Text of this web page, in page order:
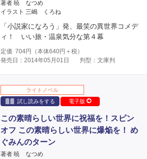
著者 暁 なつめ
イラスト 三嶋 くろね
「小説家になろう」発、最笑の異世界コメデ
ィ！ いい旅・温泉気分な第４幕
定価 704円（本体640円＋税）
発売日：2014年05月01日
判型：文庫判
ライトノベル
試し読みをする
電子版
この素晴らしい世界に祝福を！スピン
オフ この素晴らしい世界に爆焔を！ め
ぐみんのターン
著者 暁 なつめ